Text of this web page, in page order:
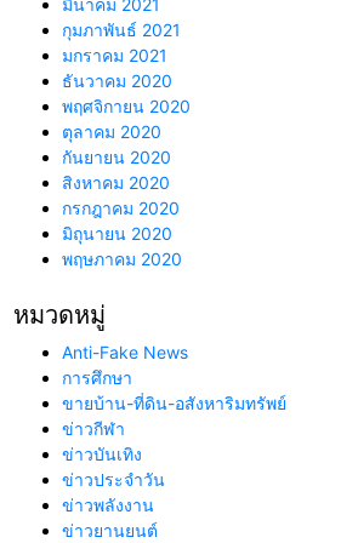
มีนาคม 2021
กุมภาพันธ์ 2021
มกราคม 2021
ธันวาคม 2020
พฤศจิกายน 2020
ตุลาคม 2020
กันยายน 2020
สิงหาคม 2020
กรกฎาคม 2020
มิถุนายน 2020
พฤษภาคม 2020
หมวดหมู่
Anti-Fake News
การศึกษา
ขายบ้าน-ที่ดิน-อสังหาริมทรัพย์
ข่าวกีฬา
ข่าวบันเทิง
ข่าวประจำวัน
ข่าวพลังงาน
ข่าวยานยนต์